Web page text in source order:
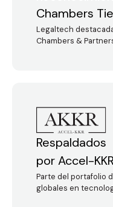
Chambers
Legaltech
Chambers &
Respaldados
por Accel-KKR
Parte del portafolio
globales en